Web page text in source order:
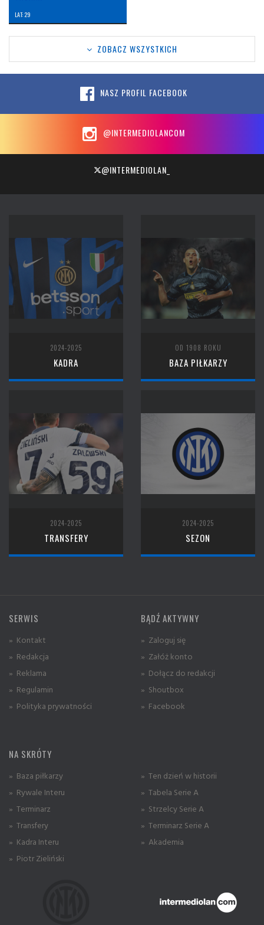
LAT: 29
ZOBACZ WSZYSTKICH
NASZ PROFIL FACEBOOK
@INTERMEDIOLANCOM
@INTERMEDIOLAN_
2024-2025
KADRA
OD 1908 ROKU
BAZA PIŁKARZY
2024-2025
TRANSFERY
2024-2025
SEZON
SERWIS
» Kontakt
» Redakcja
» Reklama
» Regulamin
» Polityka prywatności
BĄDŹ AKTYWNY
» Zaloguj się
» Załóż konto
» Dołącz do redakcji
» Shoutbox
» Facebook
NA SKRÓTY
» Baza piłkarzy
» Rywale Interu
» Terminarz
» Transfery
» Kadra Interu
» Piotr Zieliński
» Ten dzień w historii
» Tabela Serie A
» Strzelcy Serie A
» Terminarz Serie A
» Akademia